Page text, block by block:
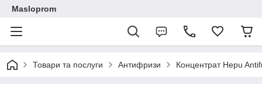
Masloprom
Товари та послуги Антифризи Концентрат Hepu